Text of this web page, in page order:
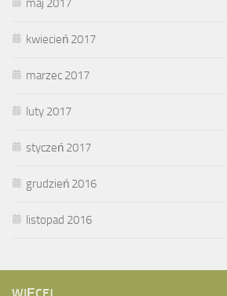
kwiecień 2017
marzec 2017
luty 2017
styczeń 2017
grudzień 2016
listopad 2016
WIĘCEJ